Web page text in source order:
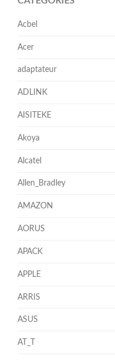
Acbel
Acer
adaptateur
ADLINK
AISITEKE
Akoya
Alcatel
Allen_Bradley
AMAZON
AORUS
APACK
APPLE
ARRIS
ASUS
AT_T